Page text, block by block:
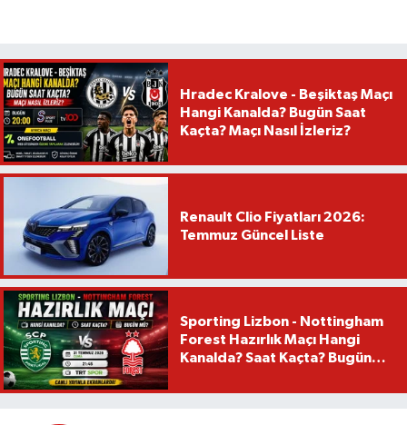
Hradec Kralove - Beşiktaş Maçı
Hangi Kanalda? Bugün Saat
Kaçta? Maçı Nasıl İzleriz?
Renault Clio Fiyatları 2026:
Temmuz Güncel Liste
Sporting Lizbon - Nottingham
Forest Hazırlık Maçı Hangi
Kanalda? Saat Kaçta? Bugün